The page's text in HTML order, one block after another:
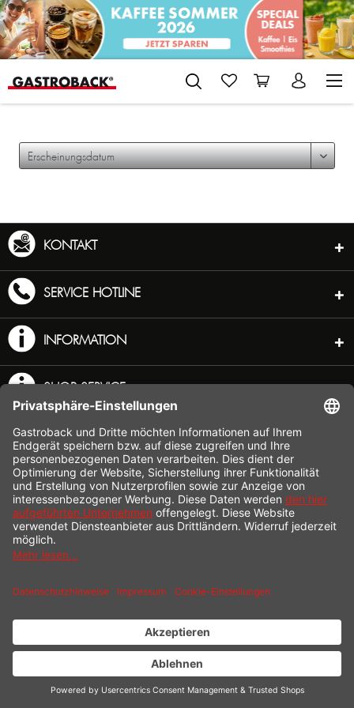
KONTAKT
SERVICE HOTLINE
INFORMATION
SHOP SERVICE
VERSAND
ZAHLUNG
* Alle Preise inkl. gesetzl. Mehrwertsteuer zzgl.Versandkostenund ggf.